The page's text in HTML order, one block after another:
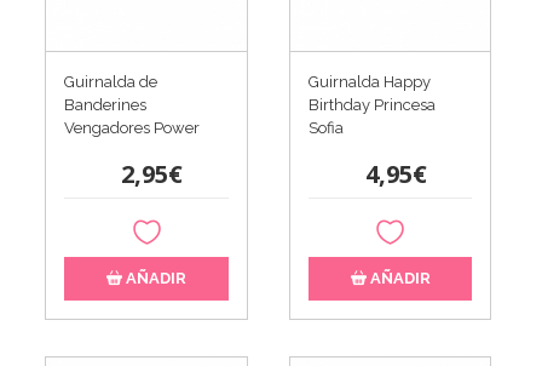
Guirnalda de
Banderines
Vengadores Power
2,95€
AÑADIR
Guirnalda Happy
Birthday Princesa
Sofia
4,95€
AÑADIR